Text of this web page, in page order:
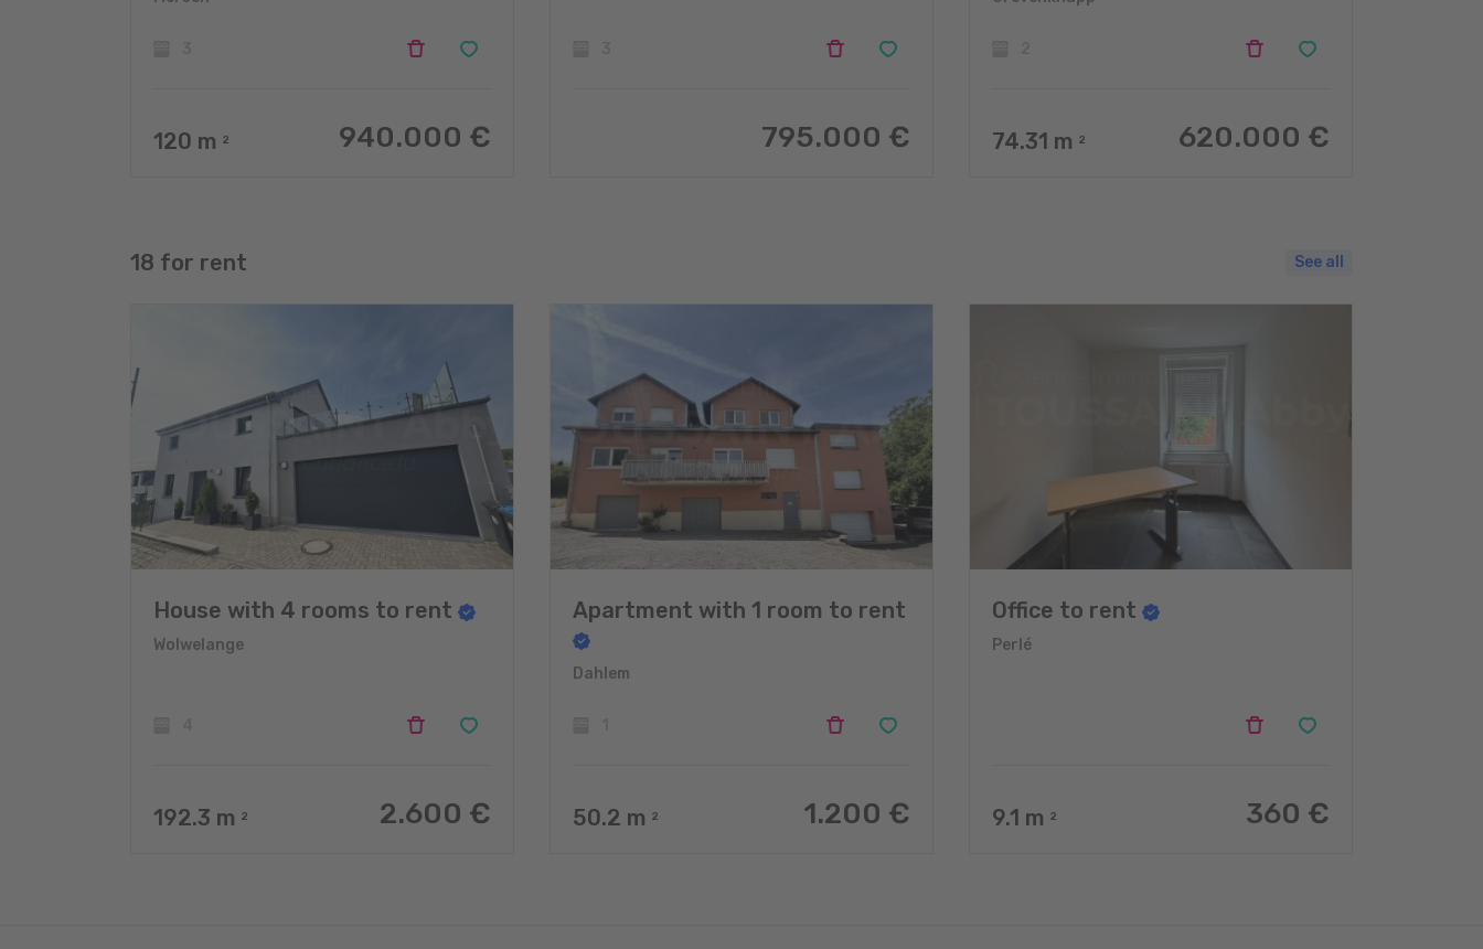
120 m 2 940.000 € 795.000 € 74.31 m 2 620.000 €
18 for rent See all
House with 4 rooms to rent
Wolwelange
192.3 m 2 2.600 €
Apartment with 1 room to rent
Dahlem
50.2 m 2 1.200 €
Office to rent
Perlé
9.1 m 2 360 €